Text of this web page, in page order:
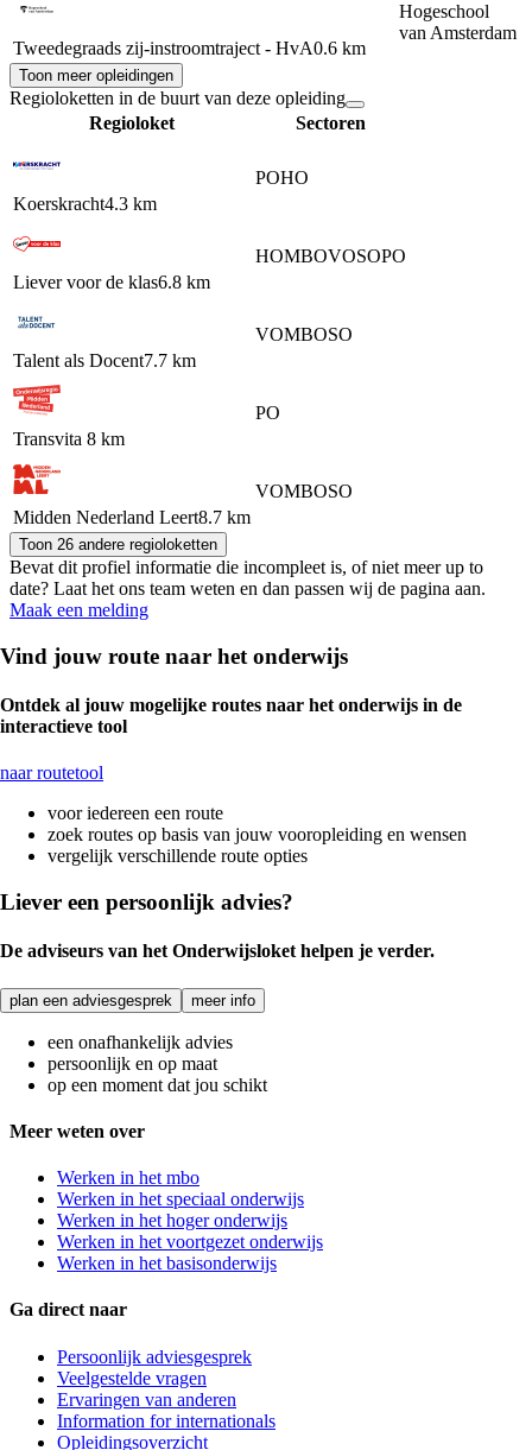
Tweedegraads zij-instroomtraject - HvA0.6 km
Hogeschool
van Amsterdam
Toon meer opleidingen
Regioloketten in de buurt van deze opleiding
Regioloket
Sectoren
Koerskracht4.3 km
POHO
Liever voor de klas6.8 km
HOMBOVOSOPO
Talent als Docent7.7 km
VOMBOSO
Transvita 8 km
PO
Midden Nederland Leert8.7 km
VOMBOSO
Toon 26 andere regioloketten
Bevat dit profiel informatie die incompleet is, of niet meer up to
date? Laat het ons team weten en dan passen wij de pagina aan.
Maak een melding
Vind jouw route naar het onderwijs
Ontdek al jouw mogelijke routes naar het onderwijs in de
interactieve tool
naar routetool
voor iedereen een route
zoek routes op basis van jouw vooropleiding en wensen
vergelijk verschillende route opties
Liever een persoonlijk advies?
De adviseurs van het Onderwijsloket helpen je verder.
plan een adviesgesprek meer info
een onafhankelijk advies
persoonlijk en op maat
op een moment dat jou schikt
Meer weten over
Werken in het mbo
Werken in het speciaal onderwijs
Werken in het hoger onderwijs
Werken in het voortgezet onderwijs
Werken in het basisonderwijs
Ga direct naar
Persoonlijk adviesgesprek
Veelgestelde vragen
Ervaringen van anderen
Information for internationals
Opleidingsoverzicht